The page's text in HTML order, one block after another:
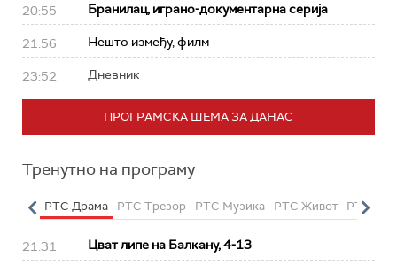
20:55 Бранилац, играно-документарна серија
21:56 Нешто између, филм
23:52 Дневник
ПРОГРАМСКА ШЕМА ЗА ДАНАС
Тренутно на програму
РТС Драма РТС Трезор РТС Музика РТС Живот РТС
21:31 Цват липе на Балкану, 4-13